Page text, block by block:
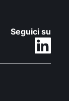
Seguici su